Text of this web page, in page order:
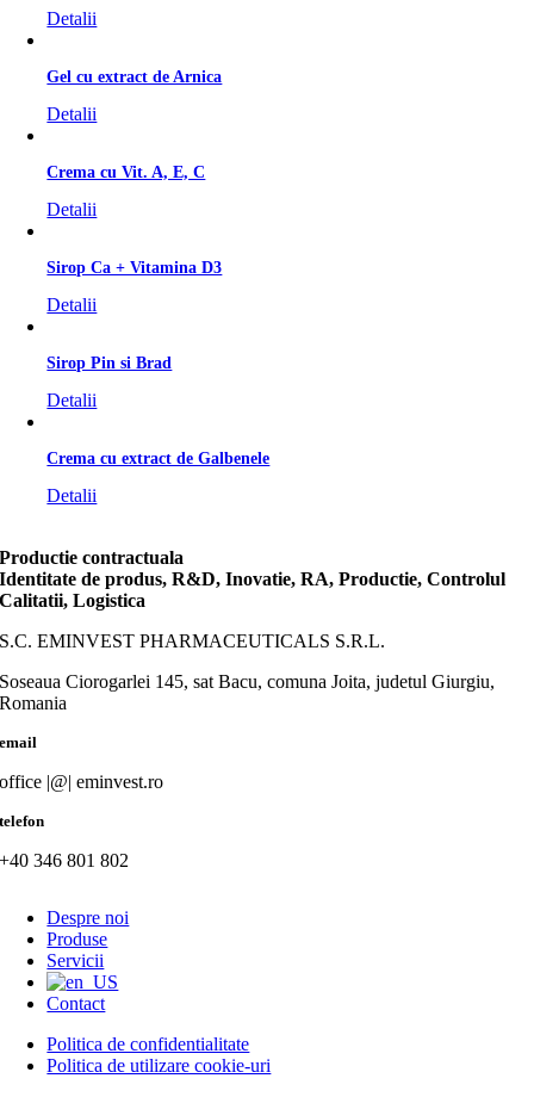
Detalii
Gel cu extract de Arnica
Detalii
Crema cu Vit. A, E, C
Detalii
Sirop Ca + Vitamina D3
Detalii
Sirop Pin si Brad
Detalii
Crema cu extract de Galbenele
Detalii
Productie contractuala
Identitate de produs, R&D, Inovatie, RA, Productie, Controlul
Calitatii, Logistica
S.C. EMINVEST PHARMACEUTICALS S.R.L.
Soseaua Ciorogarlei 145, sat Bacu, comuna Joita, judetul Giurgiu,
Romania
email
office |@| eminvest.ro
telefon
+40 346 801 802
Despre noi
Produse
Servicii
Contact
Politica de confidentialitate
Politica de utilizare cookie-uri